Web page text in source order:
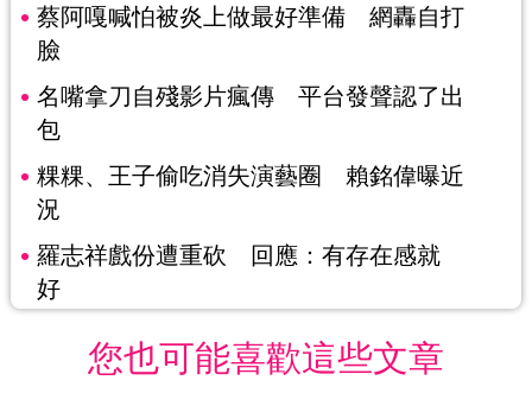
蔡阿嘎喊怕被炎上做最好準備 網轟自打
臉
名嘴拿刀自殘影片瘋傳 平台發聲認了出
包
粿粿、王子偷吃消失演藝圈 賴銘偉曝近
況
羅志祥戲份遭重砍 回應：有存在感就
好
您也可能喜歡這些文章